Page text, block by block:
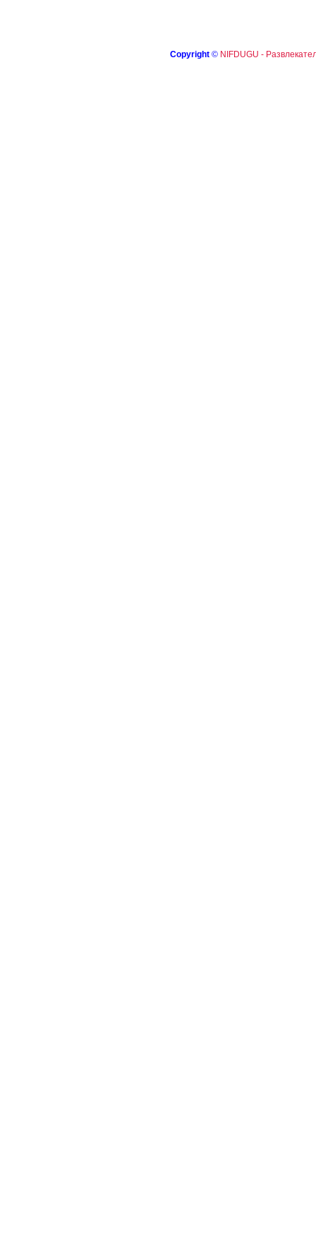
Copyright © NIFDUGU -